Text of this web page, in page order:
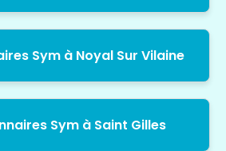
Sym à Noyal Sur Vilaine
Sym à Saint Gilles